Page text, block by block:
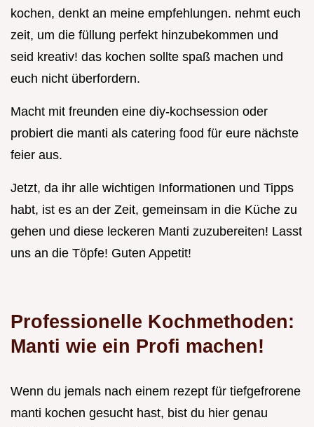
kochen, denkt an meine empfehlungen. nehmt euch
zeit, um die füllung perfekt hinzubekommen und
seid kreativ! das kochen sollte spaß machen und
euch nicht überfordern.
Macht mit freunden eine diy-kochsession oder
probiert die manti als catering food für eure nächste
feier aus.
Jetzt, da ihr alle wichtigen Informationen und Tipps
habt, ist es an der Zeit, gemeinsam in die Küche zu
gehen und diese leckeren Manti zuzubereiten! Lasst
uns an die Töpfe! Guten Appetit!
Professionelle Kochmethoden:
Manti wie ein Profi machen!
Wenn du jemals nach einem rezept für tiefgefrorene
manti kochen gesucht hast, bist du hier genau